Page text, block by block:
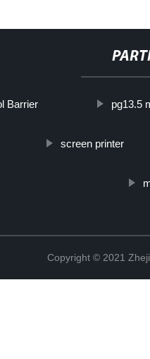
Barrier pg13.5
screen printer
Copyright © 2021